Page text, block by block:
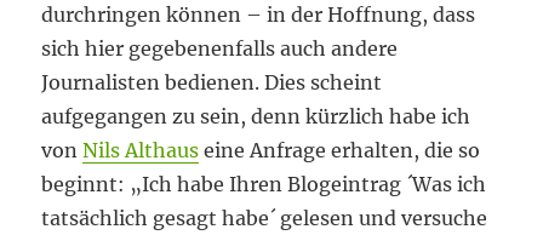
durchringen können – in der Hoffnung, dass
sich hier gegebenenfalls auch andere
Journalisten bedienen. Dies scheint
aufgegangen zu sein, denn kürzlich habe ich
vonNils Althaus eine Anfrage erhalten, die so
beginnt: „Ich habe Ihren Blogeintrag ´Was ich
tatsächlich gesagt habe´ gelesen und versuche